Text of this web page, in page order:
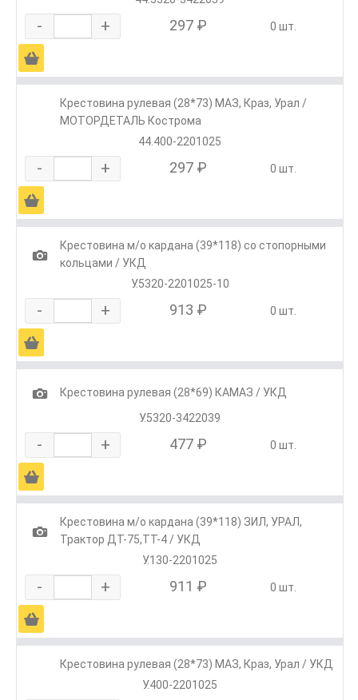
- + 297 ₽ 0 шт.
Ä
Крестовина рулевая (28*73) МАЗ, Краз, Урал /
МОТОРДЕТАЛЬ Кострома
44.400-2201025
- + 297 ₽ 0 шт.
Ä
1
Крестовина м/о кардана (39*118) со стопорными
кольцами / УКД
У.5320-2201025-10
- + 913 ₽ 0 шт.
Ä
1
Крестовина рулевая (28*69) КАМАЗ / УКД
У.5320-3422039
- + 477 ₽ 0 шт.
Ä
1
Крестовина м/о кардана (39*118) ЗИЛ, УРАЛ,
Трактор ДТ-75,ТТ-4 / УКД
У.130-2201025
- + 911 ₽ 0 шт.
Ä
Крестовина рулевая (28*73) МАЗ, Краз, Урал / УКД
У.400-2201025